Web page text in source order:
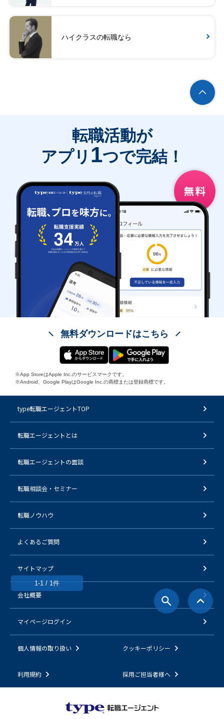
ハイクラスの転職なら
1-1 / 1件
転職活動が
アプリ 1つで完結！
無料ダウンロードはこちら
※App StoreはApple Inc.のサービスマークです。
※Android、Google PlayはGoogle Inc.の商標または登録商標です。
type転職エージェントTOP
転職エージェントとは
転職エージェントの面談
転職相談会・セミナー
転職ノウハウ
よくあるご質問
サイトマップ
会社概要
マイページログイン
個人情報の取り扱い クッキーポリシー
利用規約 採用ご担当者様へ